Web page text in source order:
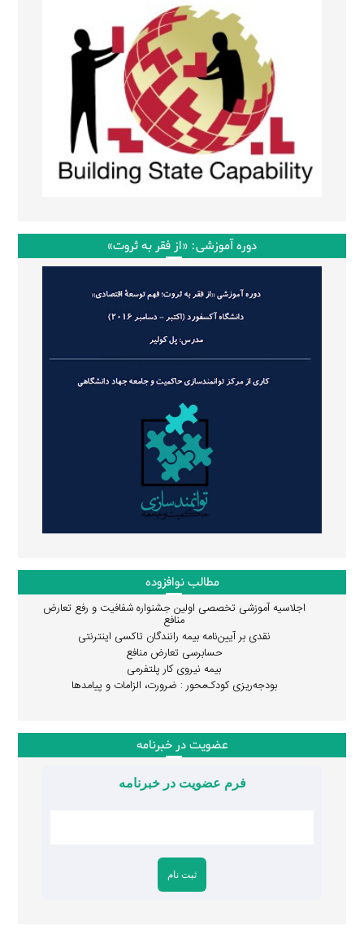
دوره آموزشی: «از فقر به ثروت»
مطالب نوافزوده
اجلاسیه آموزشی تخصصی اولین جشنواره شفافیت و رفع تعارض
منافع
نقدی بر آیین‌نامه بیمه رانندگان تاکسی اینترنتی
حسابرسی تعارض منافع
بیمه نیروی کار پلتفرمی
بودجه‌ریزی کودک‌محور : ضرورت، الزامات و پیامدها
عضویت در خبرنامه
فرم عضویت در خبرنامه